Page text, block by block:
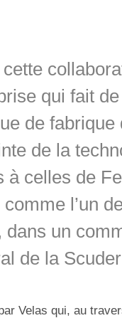
qui fait
de
de la
à celles de
l’un
dans un
de la
Velas qui, au